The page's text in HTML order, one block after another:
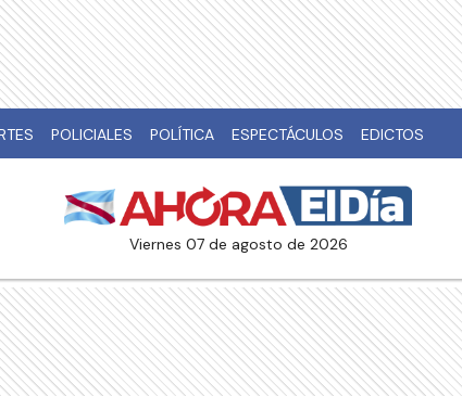
POLICIALES POLÍTICA ESPECTÁCULOS EDICTOS
viernes 07 de agosto de 2026